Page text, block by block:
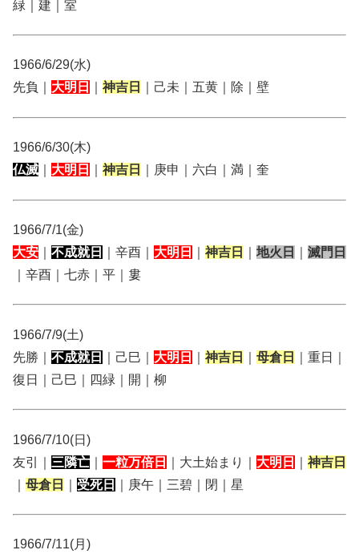
緑｜建｜室
1966/6/29(水)
先負｜ 大明日 神吉日 ｜己未｜五黄｜除｜壁
1966/6/30(木)
仏滅
大明日 神吉日 ｜庚申｜六白｜満｜奎
1966/7/1(金)
大安
不成就日 ｜辛酉｜ 大明日 神吉日 地火日
滅門日
｜辛酉｜七赤｜平｜婁
1966/7/9(土)
先勝｜ 不成就日 ｜己巳｜ 大明日 神吉日 母倉日
｜重日｜
復日｜己巳｜四緑｜開｜柳
1966/7/10(日)
友引｜ 三隣亡 一粒万倍日 ｜大土始まり｜ 大明日
神吉日
母倉日 受死日 ｜庚午｜三碧｜閉｜星
1966/7/11(月)